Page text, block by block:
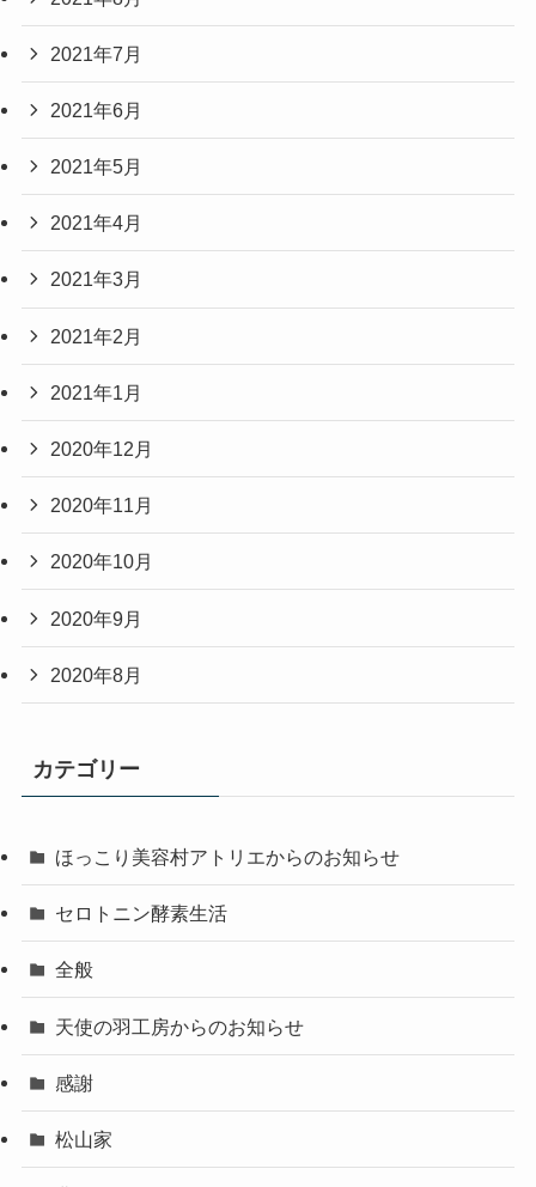
2021年7月
2021年6月
2021年5月
2021年4月
2021年3月
2021年2月
2021年1月
2020年12月
2020年11月
2020年10月
2020年9月
2020年8月
カテゴリー
ほっこり美容村アトリエからのお知らせ
セロトニン酵素生活
全般
天使の羽工房からのお知らせ
感謝
松山家